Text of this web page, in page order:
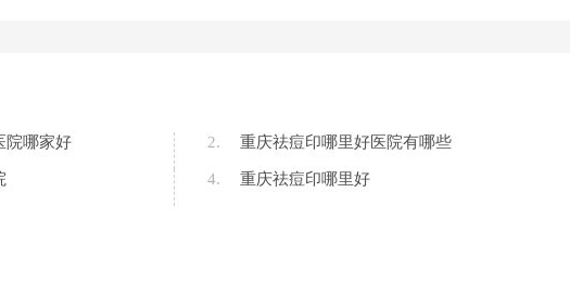
院哪家好 2. 重庆祛痘印哪里好医院有哪些
4. 重庆祛痘印哪里好